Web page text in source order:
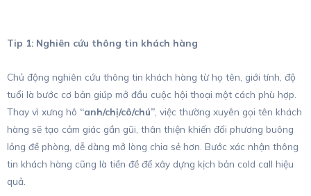
Tip 1: Nghiên cứu thông tin khách hàng
Chủ động nghiên cứu thông tin khách hàng từ họ tên, giới tính, độ
tuổi là bước cơ bản giúp mở đầu cuộc hội thoại một cách phù hợp.
Thay vì xưng hô “anh/chị/cô/chú” , việc thường xuyên gọi tên khách
hàng sẽ tạo cảm giác gần gũi, thân thiện khiến đối phương buông
lỏng đề phòng, dễ dàng mở lòng chia sẻ hơn. Bước xác nhận thông
tin khách hàng cũng là tiền đề để xây dựng kịch bản cold call hiệu
quả.